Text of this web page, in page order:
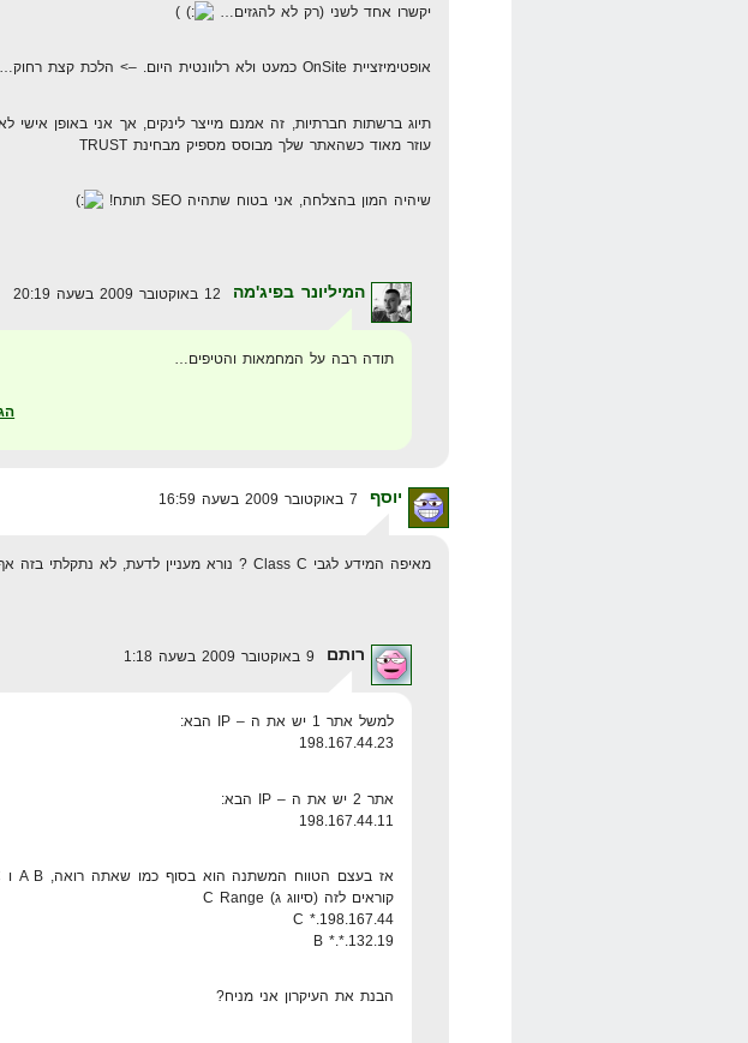
יקשרו אחד לשני (רק לא להגזים…
)
אופטימיזציית OnSite כמעט ולא רלוונטית היום. –> הלכת קצת רחוק…
עוזר מאוד כשהאתר שלך מבוסס מספיק מבחינת TRUST
שיהיה המון בהצלחה, אני בטוח שתהיה SEO תותח!
המיליונר בפיג'מה
תודה רבה על המחמאות והטיפים…
יוסף
מאיפה המידע לגבי Class C ? נורא מעניין לדעת, לא נתקלתי בזה אף פעם
רותם
למשל אתר 1 יש את ה – IP הבא:
198.167.44.23
אתר 2 יש את ה – IP הבא:
198.167.44.11
קוראים לזה (סיווג ג) C Range
198.167.44.* C
132.19.*.* B
הבנת את העיקרון אני מניח?